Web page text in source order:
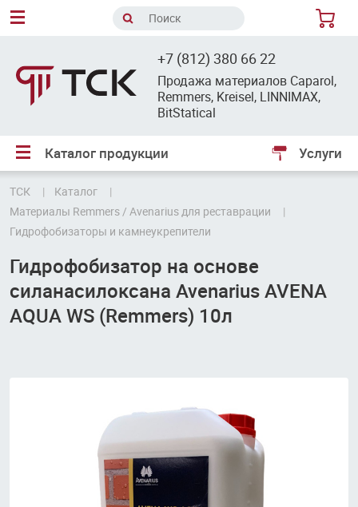
+7 (812) 380 66 22
Продажа материалов Caparol,
Remmers, Kreisel, LINNIMAX,
BitStatical
Каталог продукции Услуги
ТСК
Каталог
Материалы Remmers / Avenarius для реставрации
Гидрофобизаторы и камнеукрепители
Гидрофобизатор на основе
силанасилоксана Avenarius AVENA
AQUA WS (Remmers) 10л